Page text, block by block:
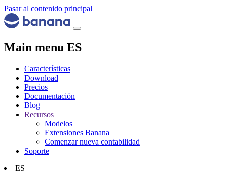
Pasar al contenido principal
Main menu ES
Características
Download
Precios
Documentación
Blog
Recursos
Modelos
Extensiones Banana
Comenzar nueva contabilidad
Soporte
ES